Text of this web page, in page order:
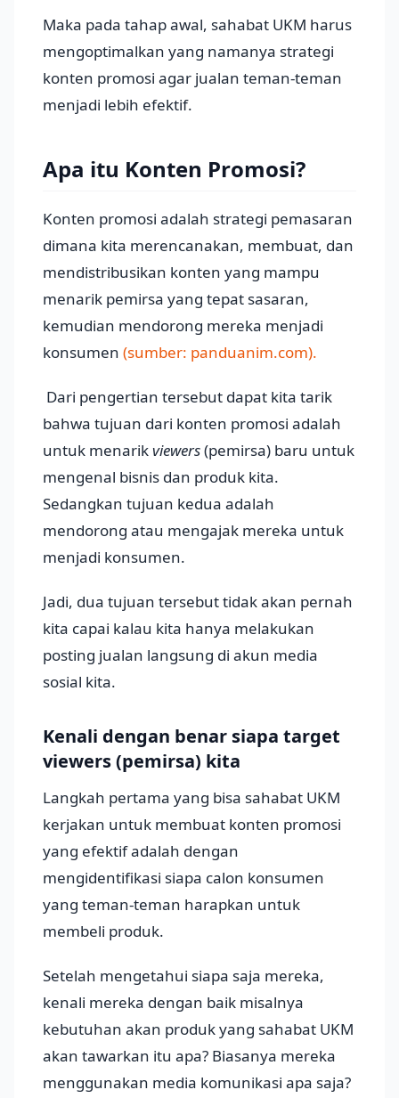
Maka pada tahap awal, sahabat UKM harus
mengoptimalkan yang namanya strategi
konten promosi agar jualan teman-teman
menjadi lebih efektif.
Apa itu Konten Promosi?
Konten promosi adalah strategi pemasaran
dimana kita merencanakan, membuat, dan
mendistribusikan konten yang mampu
menarik pemirsa yang tepat sasaran,
kemudian mendorong mereka menjadi
konsumen (sumber: panduanim.com).
Dari pengertian tersebut dapat kita tarik
bahwa tujuan dari konten promosi adalah
untuk menarikviewers(pemirsa) baru untuk
mengenal bisnis dan produk kita.
Sedangkan tujuan kedua adalah
mendorong atau mengajak mereka untuk
menjadi konsumen.
Jadi, dua tujuan tersebut tidak akan pernah
kita capai kalau kita hanya melakukan
posting jualan langsung di akun media
sosial kita.
Kenali dengan benar siapa target
viewers (pemirsa) kita
Langkah pertama yang bisa sahabat UKM
kerjakan untuk membuat konten promosi
yang efektif adalah dengan
mengidentifikasi siapa calon konsumen
yang teman-teman harapkan untuk
membeli produk.
Setelah mengetahui siapa saja mereka,
kenali mereka dengan baik misalnya
kebutuhan akan produk yang sahabat UKM
akan tawarkan itu apa? Biasanya mereka
menggunakan media komunikasi apa saja?